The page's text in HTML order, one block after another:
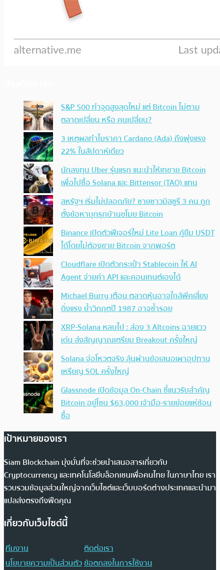
S&P 500 ทำจุดสูงสุดใหม่ แต่ Bitcoin ไม่ตาม
ตลาดเปลี่ยน หรือ คนเปลี่ยน?
3 เหตุผลทำไมราคา Cardano (Ada) ถึงพุ่งแรง
22% ในสัปดาห์เดียว
นักลงทุน Uber รุ่นแรก แนะนำให้เทขาย Bitcoin
เพื่อไปซื้อ Solana และ Bittensor (TAO) แทน
สหรัฐฯ เริ่มไม่ปลอดภัย? ชายชาวมิสซูรี 3 คน ถูก
ตั้งข้อหาบุกรุกบ้านขโมย Bitcoin
Binance เปิดตัวฟีเจอร์ใหม่ Lite Loan กู้ยืม USDT
ได้โดยไม่ต้องขาย Bitcoin จากพอร์ต
Cloudflare เปิดตัวกระเป๋า Stablecoin ให้ AI
Agent จ่ายค่า API และคอนเทนต์เองได้
Michael Burry เตือน ตลาดหุ้นอาจใกล้พีคเสี่ยง
ดิ่งแรง ย้ำวิกฤตปี 1987 อาจซ้ำรอย
XRP-Solana หลบไป : ส่อง 3 Altcoins ฉายแวว
เด่น ส่งสัญญาณเตรียม Breakout ครั้งใหญ่
Solana จ่อโหวตจริง ลุ้นผ่านข้อเสนอเผาอุปทาน
เหรียญ SOL ครั้งใหญ่
Glassnode เปิดข้อมูล On-Chain ชี้แนวรับสำคัญ
Bitcoin อยู่โซน $63,000 เจ้ามือ-รายย่อยแห่ช้อน
ซื้อ
เป้าหมายของเรา
Siam Blockchain มุ่งมั่นที่จะช่วยนำเสนอสารเกี่ยวกับ
Cryptocurrency และเทคโนโลยีบล็อกเชนเพื่อคนไทย ในภาษาไทย เรา
รวบรวมข้อมูลส่วนใหญ่จากเว็บไซต์และเว็บบอร์ดต่างประเทศและนำมา
แปลส่งตรงถึงฟีดคุณ
เกี่ยวกับเว็บไซต์นี้
ทีมงาน
ติดต่อเรา
นโยบายความเป็นส่วนตัวข้อตกลงในการใช้งาน